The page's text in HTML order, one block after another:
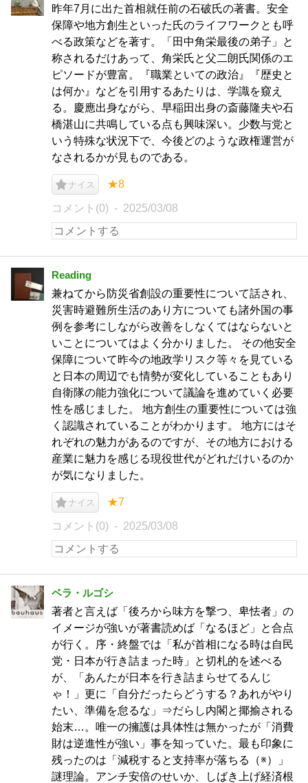
昨年7月に出た首相就任前の石破氏の著書。安全
保障や地方創生といった氏のライフワークとも呼
べる政策などを著す。「田中角栄最後の弟子」と
称されるだけあって、角栄氏と父二朗氏関係のエ
ピソードが豊富。『職業といての政治』『歴史と
は何か』などを引用するあたりは、学識を窺え
る。慶應出身ながら、早稲田出身の斎藤隆夫や石
橋湛山に共鳴している点も興味深い。少数与党と
いう特殊な状況下で、今後どのような政権運営が
なされるかが見ものである。
ナイス ★8
コメント(0) 2025/03/08
Reading
兼ねてから防災省創設の重要性について話され、
災害時避難所生活のあり方についても諸外国の事
例を参考にしながら改善をしなくてはならないと
いことについてはよく分かりました。 その他安全
保障について昨今の地政学リスク等々を見ている
と日本の周辺でも情勢が変化していることもあり
自衛隊の能力強化について議論を進めていく必要
性を感じました。 地方創生の重要性については強
く認識されていることがわかります。 地方にはそ
れぞれの魅力があるのですが、その地方における
産業に魅力を感じる現役世代がどれだけいるのか
が気になりました。
ナイス ★7
コメント(0) 2025/03/08
ベラ・ルゴシ
著者と言えば「後ろから味方を撃つ、卑怯者」の
イメージが強いが著書読めば「なるほど」と合点
が行く。序・終盤では「私が首相になる時は自民
党・日本が行き詰まった時」と切札的を述べる
が、「あんたが日本を行き詰まらせてるんじ
ゃ！」更に「自分だったらどうする？あれがやり
たい、準備を怠るな」⇒だらし内閣と揶揄される
始末…。唯一の擁護は具体性は無かったが「消費
財は逆進性が強い」事を知っていた。最も印象に
残ったのは「減税すると支持率が落ちる（※）」
謎理論。アンチ安倍のせいか、しばき上げ経済根